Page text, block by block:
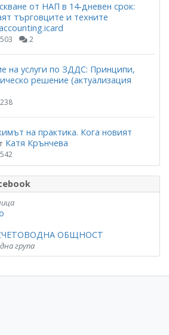
от НАП в 14-дневен срок:
търговците и техните
2
на услуги по ЗДДС: Принципи,
решение (актуализация
на практика. Кога новият
Катя Крънчева
ОБЩНОСТ
група